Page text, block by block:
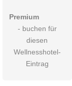
Premium
- buchen für
diesen
Wellnesshotel-
Eintrag